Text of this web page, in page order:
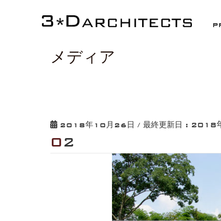
メディア
2018年10月26日 / 最終更新日 : 2018
02